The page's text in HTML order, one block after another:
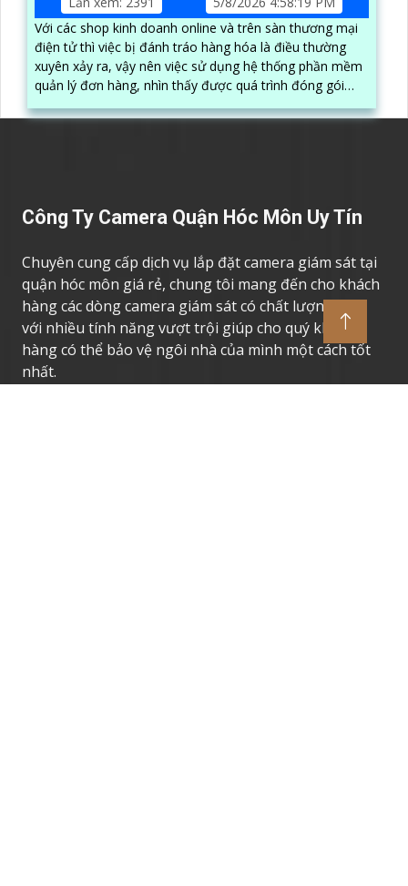
Với các shop kinh doanh online và trên sàn thương mại
điện tử thì việc bị đánh tráo hàng hóa là điều thường
xuyên xảy ra, vậy nên việc sử dụng hệ thống phần mềm
quản lý đơn hàng, nhìn thấy được quá trình đóng gói
được ghi lại một cách dễ dàng
Công Ty Camera Quận Hóc Môn Uy Tín
Chuyên cung cấp dịch vụ lắp đặt camera giám sát tại
quận hóc môn giá rẻ, chung tôi mang đến cho khách
hàng các dòng camera giám sát có chất lượng cao,
với nhiều tính năng vượt trội giúp cho quý khách
hàng có thể bảo vệ ngôi nhà của mình một cách tốt
nhất.